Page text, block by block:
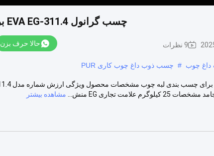
چسب گرانول EVA EG-311.4 برای لبه چسبانی چوب
9 نظرات حالا حرف بزن
چوب # چسب ذوب داغ چوب کاری PUR
مشاهده بیشتر